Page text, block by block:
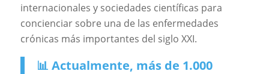
internacionales y sociedades científicas para
concienciar sobre una de las enfermedades
crónicas más importantes del siglo XXI.
📊 Actualmente, más de 1.000